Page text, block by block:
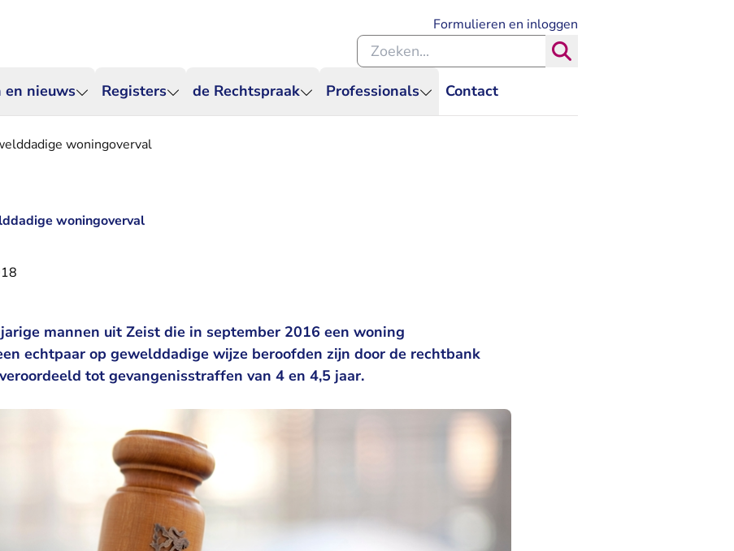
en nieuws Registers de Rechtspraak Professionals Contact
Formulieren en inloggen
Zoeken binnen de Rechtspraak
woningoverval
woningoverval
mannen uit Zeist die in september 2016 een woning
echtpaar op gewelddadige wijze beroofden zijn door de rechtbank
tot gevangenisstraffen van 4 en 4,5 jaar.